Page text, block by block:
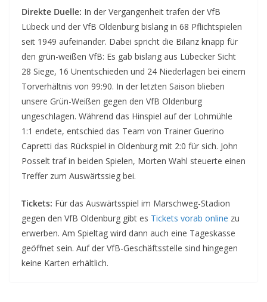
Direkte Duelle: In der Vergangenheit trafen der VfB
Lübeck und der VfB Oldenburg bislang in 68 Pflichtspielen
seit 1949 aufeinander. Dabei spricht die Bilanz knapp für
den grün-weißen VfB: Es gab bislang aus Lübecker Sicht
28 Siege, 16 Unentschieden und 24 Niederlagen bei einem
Torverhältnis von 99:90. In der letzten Saison blieben
unsere Grün-Weißen gegen den VfB Oldenburg
ungeschlagen. Während das Hinspiel auf der Lohmühle
1:1 endete, entschied das Team von Trainer Guerino
Capretti das Rückspiel in Oldenburg mit 2:0 für sich. John
Posselt traf in beiden Spielen, Morten Wahl steuerte einen
Treffer zum Auswärtssieg bei.
Tickets: Für das Auswärtsspiel im Marschweg-Stadion
gegen den VfB Oldenburg gibt es Tickets vorab online zu
erwerben. Am Spieltag wird dann auch eine Tageskasse
geöffnet sein. Auf der VfB-Geschäftsstelle sind hingegen
keine Karten erhältlich.